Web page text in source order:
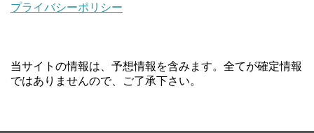
プライバシーポリシー
当サイトの情報は、予想情報を含みます。全てが確定情報
ではありませんので、ご了承下さい。